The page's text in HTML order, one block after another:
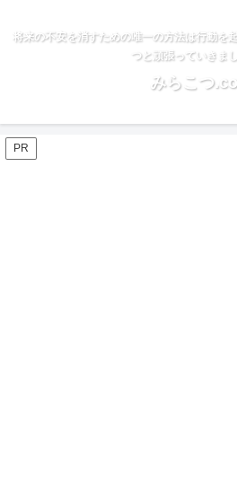
将来の不安を消すための唯一の方法は行動を
つと頑張っていきまし
みらこつ
PR